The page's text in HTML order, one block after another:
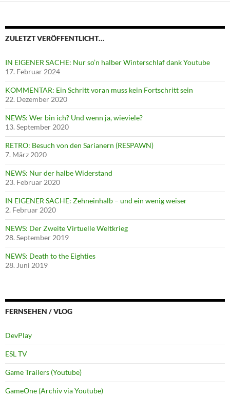
ZULETZT VERÖFFENTLICHT…
IN EIGENER SACHE: Nur so’n halber Winterschlaf dank Youtube
17. Februar 2024
KOMMENTAR: Ein Schritt voran muss kein Fortschritt sein
22. Dezember 2020
NEWS: Wer bin ich? Und wenn ja, wieviele?
13. September 2020
RETRO: Besuch von den Sarianern (RESPAWN)
7. März 2020
NEWS: Nur der halbe Widerstand
23. Februar 2020
IN EIGENER SACHE: Zehneinhalb – und ein wenig weiser
2. Februar 2020
NEWS: Der Zweite Virtuelle Weltkrieg
28. September 2019
NEWS: Death to the Eighties
28. Juni 2019
FERNSEHEN / VLOG
DevPlay
ESL TV
Game Trailers (Youtube)
GameOne (Archiv via Youtube)